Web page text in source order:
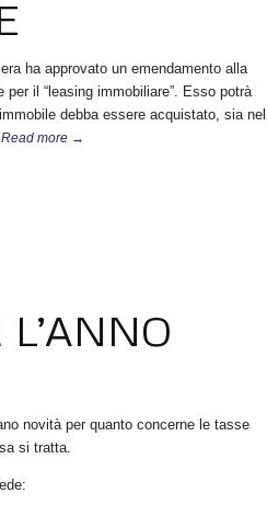
ha approvato un emendamento alla
il “leasing immobiliare”. Esso potrà
debba essere acquistato, sia nel
Read more →
novità per quanto concerne le tasse
si tratta.